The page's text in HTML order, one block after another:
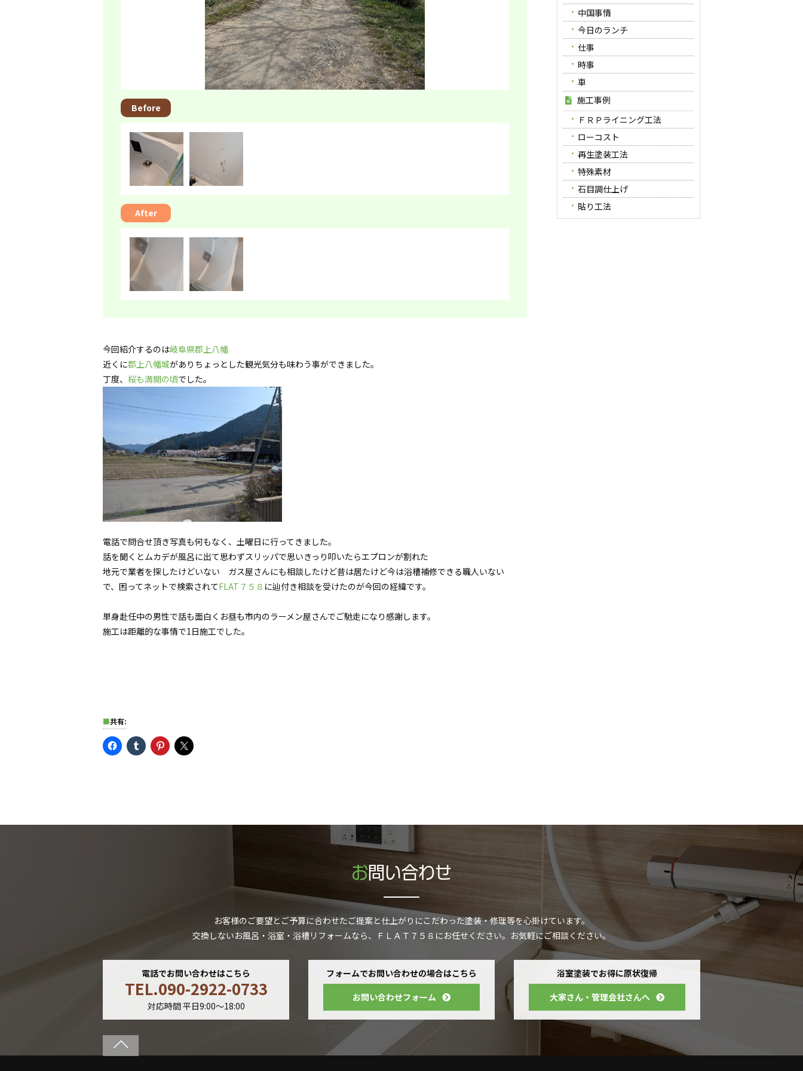
Before
After
今回紹介するのは岐阜県郡上八幡
近くに郡上八幡城がありちょっとした観光気分も味わう事ができました。
丁度、 桜も満開の頃でした。
電話で問合せ頂き写真も何もなく、土曜日に行ってきました。
話を聞くとムカデが風呂に出て思わずスリッパで思いきっり叩いたらエプロンが割れた
地元で業者を探したけどいない ガス屋さんにも相談したけど昔は居たけど今は浴槽補修できる職人いない
で、困ってネットで検索されてFLAT７５８ に辿付き相談を受けたのが今回の経緯です。
単身赴任中の男性で話も面白くお昼も市内のラーメン屋さんでご馳走になり感謝します。
施工は距離的な事情で1日施工でした。
共有:
中国事情
今日のランチ
仕事
時事
車
施工事例
ＦＲＰライニング工法
ローコスト
再生塗装工法
特殊素材
石目調仕上げ
貼り工法
お問い合わせ
お客様のご要望とご予算に合わせたご提案と仕上がりにこだわった塗装・修理等を心掛けています。
交換しないお風呂・浴室・浴槽リフォームなら、ＦＬＡＴ７５８にお任せください。お気軽にご相談ください。
電話でお問い合わせはこちら
TEL.090-2922-0733
対応時間 平日9:00〜18:00
フォームでお問い合わせの場合はこちら
お問い合わせフォーム
浴室塗装でお得に原状復帰
大家さん・管理会社さんへ